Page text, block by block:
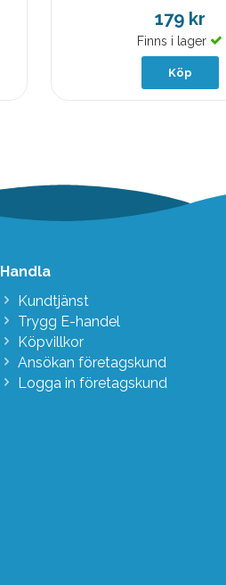
179 kr
Finns i lager
Köp
Handla
Kundtjänst
Trygg E-handel
Köpvillkor
Ansökan företagskund
Logga in företagskund